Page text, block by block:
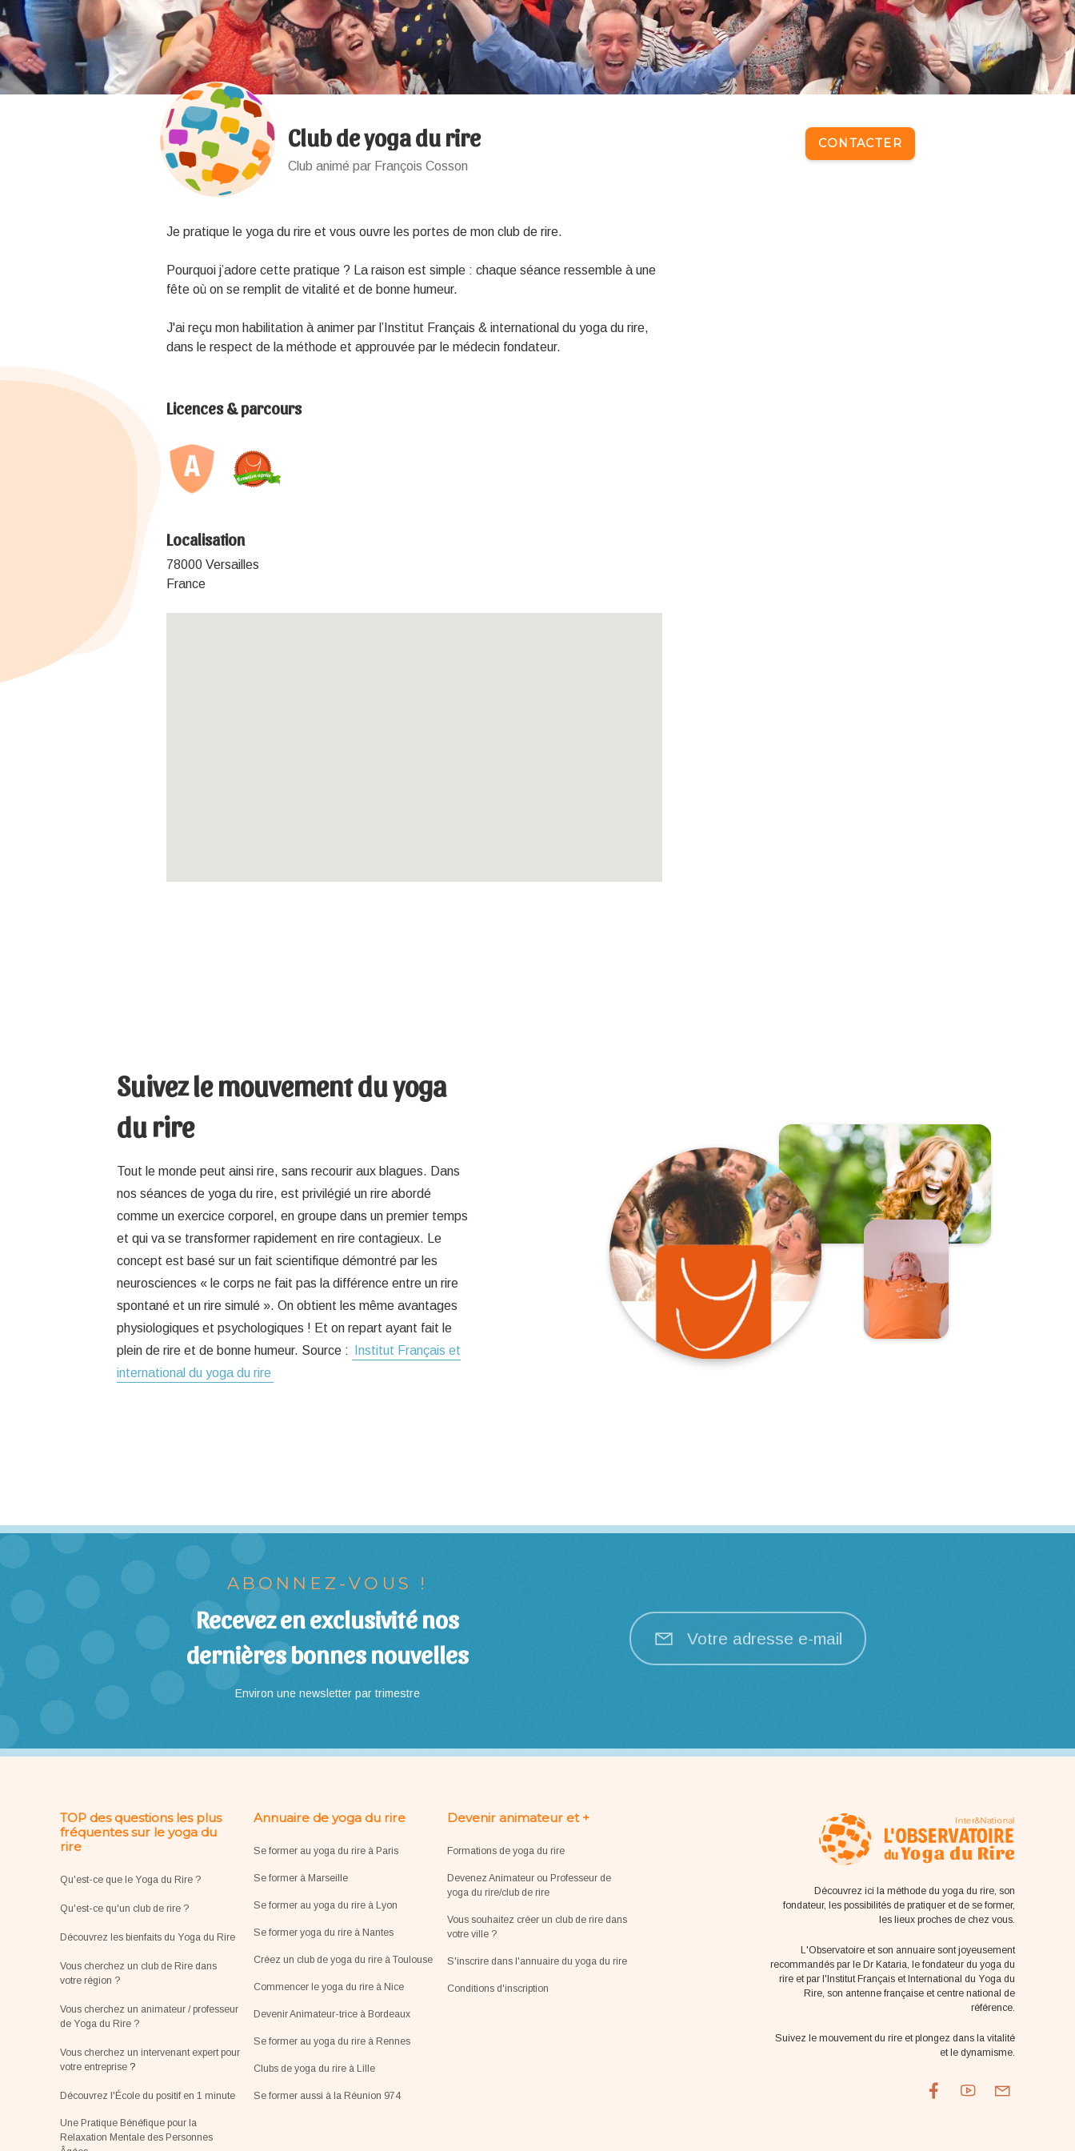
Club de yoga du rire
Club animé par François Cosson
CONTACTER
Je pratique le yoga du rire et vous ouvre les portes de mon club de rire.
Pourquoi j’adore cette pratique ? La raison est simple : chaque séance ressemble à une
fête où on se remplit de vitalité et de bonne humeur.
J'ai reçu mon habilitation à animer par l’Institut Français & international du yoga du rire,
dans le respect de la méthode et approuvée par le médecin fondateur.
Licences & parcours
Localisation
78000 Versailles
France
Suivez le mouvement du yoga
du rire
Tout le monde peut ainsi rire, sans recourir aux blagues. Dans
nos séances de yoga du rire, est privilégié un rire abordé
comme un exercice corporel, en groupe dans un premier temps
et qui va se transformer rapidement en rire contagieux. Le
concept est basé sur un fait scientifique démontré par les
neurosciences « le corps ne fait pas la différence entre un rire
spontané et un rire simulé ». On obtient les même avantages
physiologiques et psychologiques ! Et on repart ayant fait le
plein de rire et de bonne humeur. Source :
Institut Français et
international du yoga du rire
ABONNEZ-VOUS !
Recevez en exclusivité nos
dernières bonnes nouvelles
Environ une newsletter par trimestre
Votre adresse e-mail
TOP des questions les plus
fréquentes sur le yoga du
rire
Qu'est-ce que le Yoga du Rire ?
Qu'est-ce qu'un club de rire ?
Découvrez les bienfaits du Yoga du Rire
Vous cherchez un club de Rire dans
votre région ?
Vous cherchez un animateur / professeur
de Yoga du Rire ?
Vous cherchez un intervenant expert pour
votre entreprise?
Découvrez l'École du positif en 1 minute
Une Pratique Bénéfique pour la
Relaxation Mentale des Personnes
Annuaire de yoga du rire
Se former au yoga du rire à Paris
Se former à Marseille
Se former au yoga du rire à Lyon
Se former yoga du rire à Nantes
Créez un club de yoga du rire à Toulouse
Commencer le yoga du rire à Nice
Devenir Animateur-trice à Bordeaux
Se former au yoga du rire à Rennes
Clubs de yoga du rire à Lille
Se former aussi à la Réunion 974
Devenir animateur et +
Formations de yoga du rire
Devenez Animateur ou Professeur de
yoga du rire/club de rire
Vous souhaitez créer un club de rire dans
votre ville ?
S'inscrire dans l'annuaire du yoga du rire
Conditions d'inscription
Découvrez ici la méthode du yoga du rire, son
fondateur, les possibilités de pratiquer et de se former,
les lieux proches de chez vous.
L'Observatoire et son annuaire sont joyeusement
recommandés par le Dr Kataria, le fondateur du yoga du
rire et par l'Institut Français et International du Yoga du
Rire, son antenne française et centre national de
référence.
Suivez le mouvement du rire et plongez dans la vitalité
et le dynamisme.